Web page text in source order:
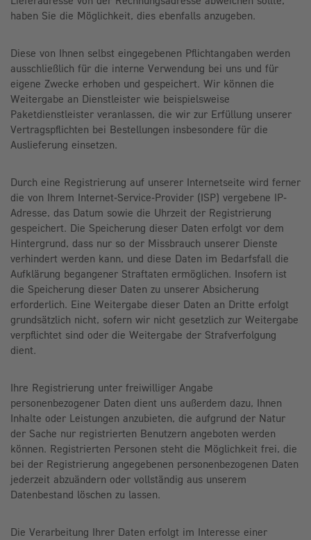
haben Sie die Möglichkeit, dies ebenfalls anzugeben.
Diese von Ihnen selbst eingegebenen Pflichtangaben werden
ausschließlich für die interne Verwendung bei uns und für
eigene Zwecke erhoben und gespeichert. Wir können die
Weitergabe an Dienstleister wie beispielsweise
Paketdienstleister veranlassen, die wir zur Erfüllung unserer
Vertragspflichten bei Bestellungen insbesondere für die
Auslieferung einsetzen.
Durch eine Registrierung auf unserer Internetseite wird ferner
die von Ihrem Internet-Service-Provider (ISP) vergebene IP-
Adresse, das Datum sowie die Uhrzeit der Registrierung
gespeichert. Die Speicherung dieser Daten erfolgt vor dem
Hintergrund, dass nur so der Missbrauch unserer Dienste
verhindert werden kann, und diese Daten im Bedarfsfall die
Aufklärung begangener Straftaten ermöglichen. Insofern ist
die Speicherung dieser Daten zu unserer Absicherung
erforderlich. Eine Weitergabe dieser Daten an Dritte erfolgt
grundsätzlich nicht, sofern wir nicht gesetzlich zur Weitergabe
verpflichtet sind oder die Weitergabe der Strafverfolgung
dient.
Ihre Registrierung unter freiwilliger Angabe
personenbezogener Daten dient uns außerdem dazu, Ihnen
Inhalte oder Leistungen anzubieten, die aufgrund der Natur
der Sache nur registrierten Benutzern angeboten werden
können. Registrierten Personen steht die Möglichkeit frei, die
bei der Registrierung angegebenen personenbezogenen Daten
jederzeit abzuändern oder vollständig aus unserem
Datenbestand löschen zu lassen.
Die Verarbeitung Ihrer Daten erfolgt im Interesse einer